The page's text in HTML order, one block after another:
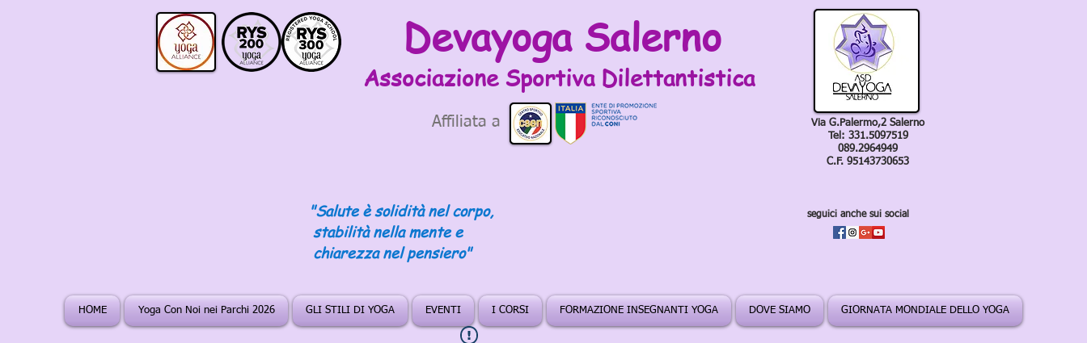
Devayoga Salerno
Associazione Sportiva Dilettantistica
Affiliata a
"Salute è solidità nel corpo,
stabilità nella mente e
chiarezza nel pensiero"
Via G.Palermo,2 Salerno
Tel: 331.5097519
089.2964949
C.F. 95143730653
seguici anche sui social
HOME Yoga Con Noi nei Parchi 2026 GLI STILI DI YOGA EVENTI I CORSI FORMAZIONE INSEGNANTI YOGA DOVE SIAMO GIORNATA MONDIALE DELLO YOGA